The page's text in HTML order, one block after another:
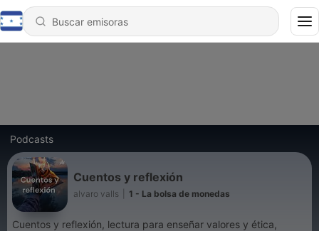
Podcasts
Cuentos y reflexión
alvaro valls 1 - La bolsa de monedas
Cuentos y reflexión, lectura para enseñar valores y ética,